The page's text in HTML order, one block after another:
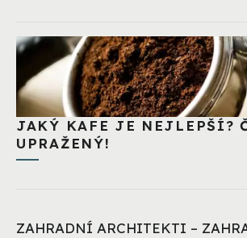
JAKÝ KAFE JE NEJLEPŠÍ?
UPRAŽENÝ!
ZAHRADNÍ ARCHITEKTI –